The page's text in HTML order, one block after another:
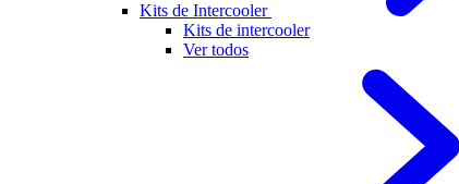
Kits de Intercooler
Kits de intercooler
Ver todos